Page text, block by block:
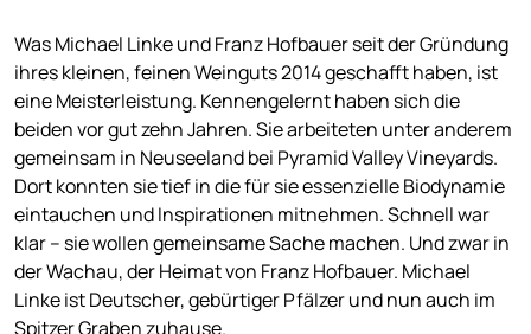
Was Michael Linke und Franz Hofbauer seit der Gründung
ihres kleinen, feinen Weinguts 2014 geschafft haben, ist
eine Meisterleistung. Kennengelernt haben sich die
beiden vor gut zehn Jahren. Sie arbeiteten unter anderem
gemeinsam in Neuseeland bei Pyramid Valley Vineyards.
Dort konnten sie tief in die für sie essenzielle Biodynamie
eintauchen und Inspirationen mitnehmen. Schnell war
klar – sie wollen gemeinsame Sache machen. Und zwar in
der Wachau, der Heimat von Franz Hofbauer. Michael
Linke ist Deutscher, gebürtiger Pfälzer und nun auch im
Spitzer Graben zuhause.